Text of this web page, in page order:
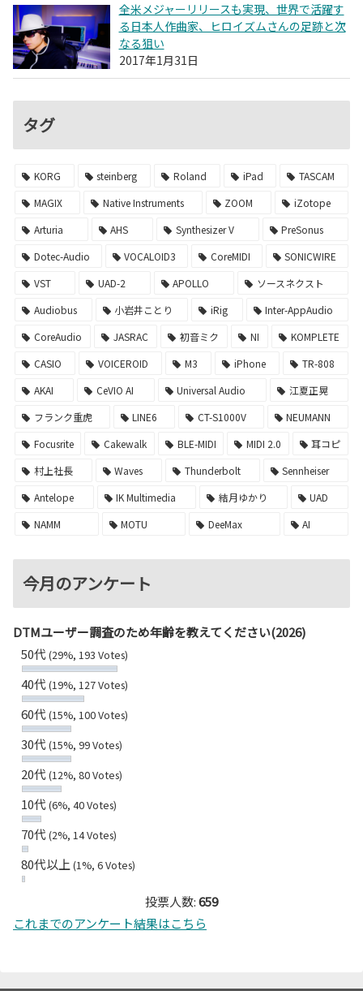
全米メジャーリリースも実現、世界で活躍す
る日本人作曲家、ヒロイズムさんの足跡と次
なる狙い
2017年1月31日
タグ
KORG steinberg Roland iPad
TASCAM
MAGIX
Native Instruments ZOOM
iZotope
Arturia
AHS Synthesizer V
PreSonus
Dotec-Audio
VOCALOID3 CoreMIDI
SONICWIRE
VST
UAD-2 APOLLO
ソースネクスト
Audiobus
小岩井ことり iRig
Inter-AppAudio
CoreAudio
JASRAC 初音ミク NI
KOMPLETE
CASIO
VOICEROID M3 iPhone
TR-808
AKAI
CeVIO AI Universal Audio
江夏正晃
フランク重虎
LINE6 CT-S1000V
NEUMANN
Focusrite
Cakewalk BLE-MIDI MIDI 2.0
耳コピ
村上社長
Waves Thunderbolt
Sennheiser
Antelope
IK Multimedia 結月ゆかり
UAD
NAMM
MOTU DeeMax AI
今月のアンケート
DTMユーザー調査のため年齢を教えてください(2026)
50代(29%, 193 Votes)
40代(19%, 127 Votes)
60代(15%, 100 Votes)
30代(15%, 99 Votes)
20代(12%, 80 Votes)
10代(6%, 40 Votes)
70代(2%, 14 Votes)
80代以上 (1%, 6 Votes)
投票人数:659
これまでのアンケート結果はこちら